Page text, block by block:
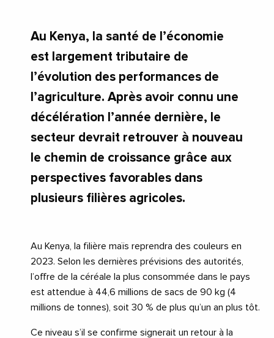
Au Kenya, la santé de l’économie
est largement tributaire de
l’évolution des performances de
l’agriculture. Après avoir connu une
décélération l’année dernière, le
secteur devrait retrouver à nouveau
le chemin de croissance grâce aux
perspectives favorables dans
plusieurs filières agricoles.
Au Kenya, la filière maïs reprendra des couleurs en
2023. Selon les dernières prévisions des autorités,
l’offre de la céréale la plus consommée dans le pays
est attendue à 44,6 millions de sacs de 90 kg (4
millions de tonnes), soit 30 % de plus qu’un an plus tôt.
Ce niveau s’il se confirme signerait un retour à la